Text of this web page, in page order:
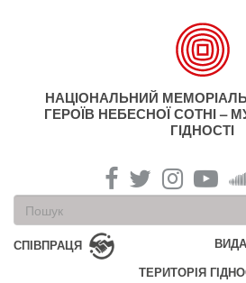
НАЦІОНАЛЬНИЙ
ГЕРОЇВ НЕБЕСНОЇ СОТНІ –
ГІДНОСТІ
Пошукова
форма
Пошук
СПІВПРАЦЯ
ТЕРИТОРІЯ